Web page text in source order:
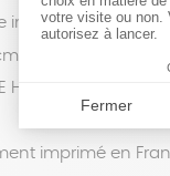
immédiatement,
» + 33
imprimé en